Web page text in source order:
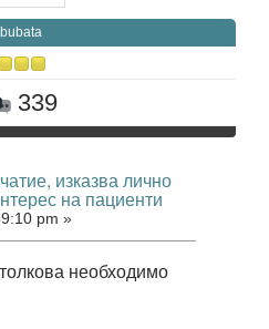
bubata
339
изказва лично
на пациенти
pm »
необходимо